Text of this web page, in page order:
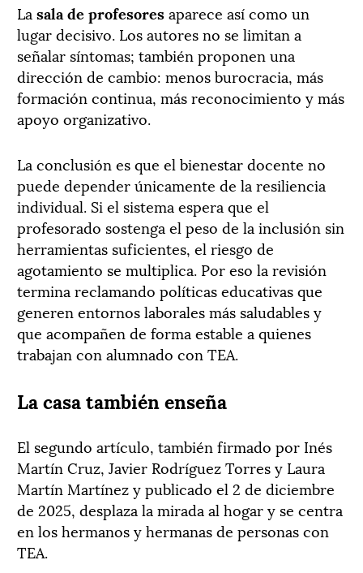
La sala de profesoresaparece así como un
lugar decisivo. Los autores no se limitan a
señalar síntomas; también proponen una
dirección de cambio: menos burocracia, más
formación continua, más reconocimiento y más
apoyo organizativo.
La conclusión es que el bienestar docente no
puede depender únicamente de la resiliencia
individual. Si el sistema espera que el
profesorado sostenga el peso de la inclusión sin
herramientas suficientes, el riesgo de
agotamiento se multiplica. Por eso la revisión
termina reclamando políticas educativas que
generen entornos laborales más saludables y
que acompañen de forma estable a quienes
trabajan con alumnado con TEA.
La casa también enseña
El segundo artículo, también firmado por Inés
Martín Cruz, Javier Rodríguez Torres y Laura
Martín Martínez y publicado el 2 de diciembre
de 2025, desplaza la mirada al hogar y se centra
en los hermanos y hermanas de personas con
TEA.